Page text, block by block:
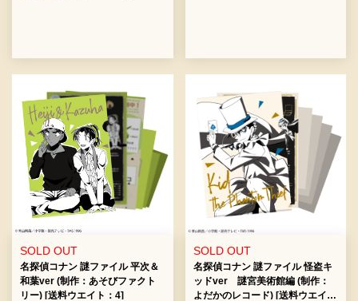
SOLD OUT
名探偵コナン 謎ファイル 平次＆
和葉ver (制作：あそびファクト
リー) [送料ウエイト：4]
SOLD OUT
名探偵コナン 謎ファイル 怪盗キ
ッドver 謎宮美術館編 (制作：
よだかのレコード) [送料ウエイ